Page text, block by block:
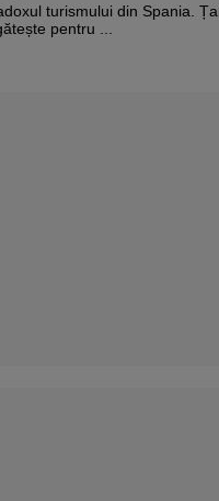
turismului din Spania.
pentru ...